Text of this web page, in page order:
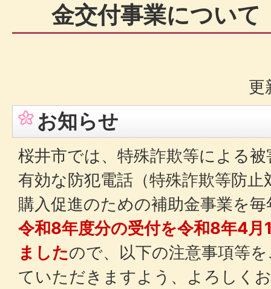
金交付事業について
更
お知らせ
桜井市では、特殊詐欺等による
有効な防犯電話（特殊詐欺等防
購入促進のための補助金事業を
令和8年度分の受付を令和8年4
ましたので、以下の注意事項等
ていただきますよう、よろしく